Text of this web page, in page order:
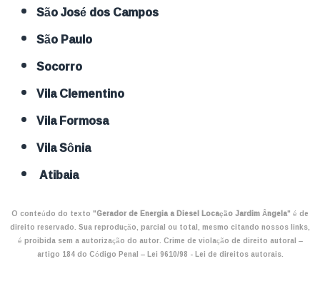
São José dos Campos
São Paulo
Socorro
Vila Clementino
Vila Formosa
Vila Sônia
Atibaia
O conteúdo do texto "Gerador de Energia a Diesel Locação Jardim Ângela" é de
direito reservado. Sua reprodução, parcial ou total, mesmo citando nossos links,
é proibida sem a autorização do autor. Crime de violação de direito autoral –
artigo 184 do Código Penal –Lei 9610/98 - Lei de direitos autorais.